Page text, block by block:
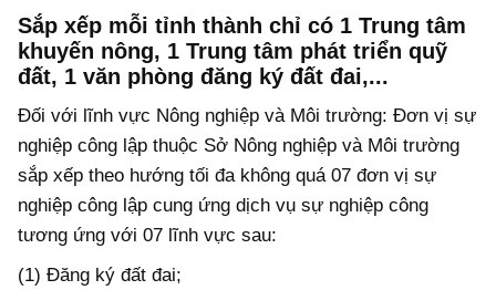
Sắp xếp mỗi tỉnh thành chỉ có 1 Trung tâm
khuyến nông, 1 Trung tâm phát triển quỹ
đất, 1 văn phòng đăng ký đất đai,...
Đối với lĩnh vực Nông nghiệp và Môi trường: Đơn vị sự
nghiệp công lập thuộc Sở Nông nghiệp và Môi trường
sắp xếp theo hướng tối đa không quá 07 đơn vị sự
nghiệp công lập cung ứng dịch vụ sự nghiệp công
tương ứng với 07 lĩnh vực sau:
(1) Đăng ký đất đai;